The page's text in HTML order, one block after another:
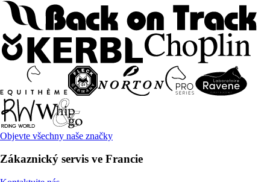
Objevte všechny naše značky
Zákaznický servis ve Francie